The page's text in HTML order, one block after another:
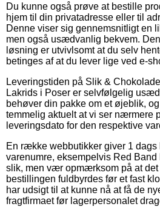
Du kunne også prøve at bestille
hjem til din privatadresse eller til
Denne viser sig gennemsnitligt en
men også usædvanlig bekvem.
løsning er utvivlsomt at du selv
betinges af at du lever lige ved e-
Leveringstiden på Slik &
Lakrids i Poser er selvfølgelig
behøver din pakke om et øjeblik,
temmelig aktuelt at vi ser nærmere
leveringsdato for den respektive
En række webbutikker giver 1 dags
varenumre, eksempelvis Red
slik, men vær opmærksom på at
bestillingen fuldbyrdes før et fast
har udsigt til at kunne nå at få de
fragtfirmaet før lagerpersonalet